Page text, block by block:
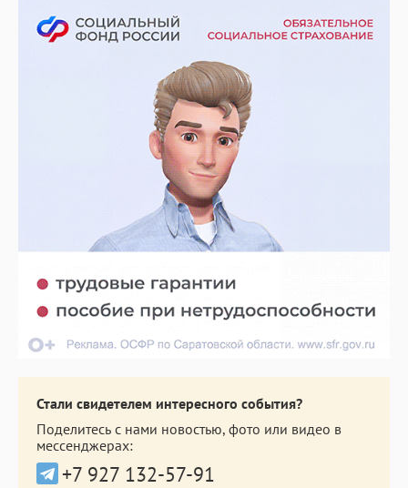
Стали свидетелем интересного события?
Поделитесь с нами новостью, фото или видео в
мессенджерах:
+7 927 132-57-91